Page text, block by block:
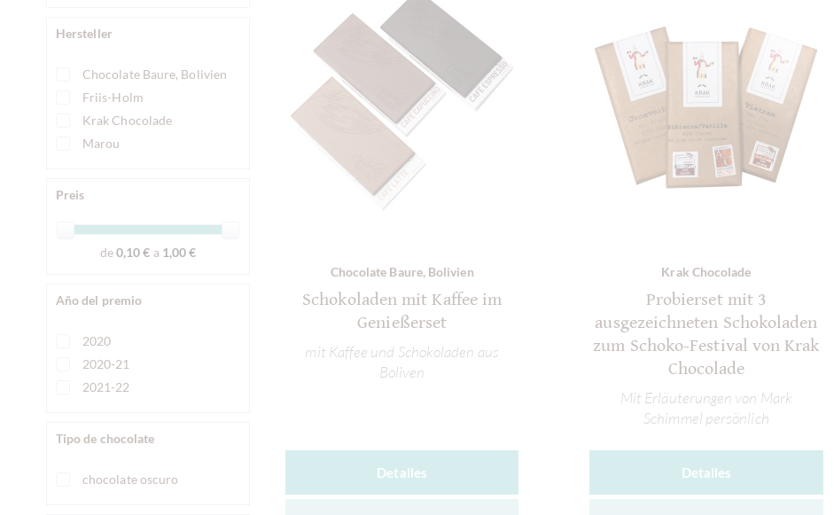
Hersteller
Chocolate Baure, Bolivien
Friis-Holm
Krak Chocolade
Marou
Preis
de0,10 € a 1,00 €
Año del premio
2020
2020-21
2021-22
Tipo de chocolate
chocolate oscuro
Chocolate Baure, Bolivien
Schokoladen mit Kaffee im
Genießerset
mit Kaffee und Schokoladen aus
Boliven
Detalles
Krak Chocolade
Probierset mit 3
ausgezeichneten Schokoladen
zum Schoko-Festival von Krak
Chocolade
Mit Erläuterungen von Mark
Schimmel persönlich
Detalles